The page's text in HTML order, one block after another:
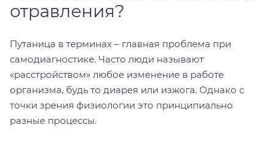
отравления?
Путаница в терминах – главная проблема при
самодиагностике. Часто люди называют
«расстройством» любое изменение в работе
организма, будь то диарея или изжога. Однако с
точки зрения физиологии это принципиально
разные процессы.